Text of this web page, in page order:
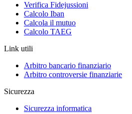
Verifica Fidejussioni
Calcolo Iban
Calcola il mutuo
Calcolo TAEG
Link utili
Arbitro bancario finanziario
Arbitro controversie finanziarie
Sicurezza
Sicurezza informatica